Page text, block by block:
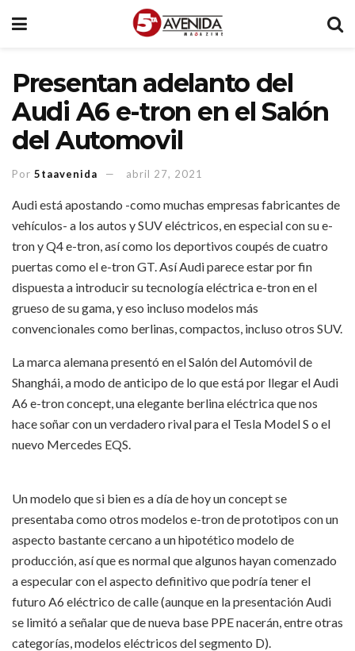
Presentan adelanto del
Audi A6 e-tron en el Salón
del Automovil
Por 5taavenida abril 27, 2021
Audi está apostando -como muchas empresas fabricantes de
vehículos- a los autos y SUV eléctricos, en especial con su e-
tron y Q4 e-tron, así como los deportivos coupés de cuatro
puertas como el e-tron GT. Así Audi parece estar por fin
dispuesta a introducir su tecnología eléctrica e-tron en el
grueso de su gama, y eso incluso modelos más
convencionales como berlinas, compactos, incluso otros SUV.
La marca alemana presentó en el Salón del Automóvil de
Shanghái, a modo de anticipo de lo que está por llegar el Audi
A6 e-tron concept, una elegante berlina eléctrica que nos
hace soñar con un verdadero rival para el Tesla Model S o el
nuevo Mercedes EQS.
Un modelo que si bien es a día de hoy un concept se
presentaba como otros modelos e-tron de prototipos con un
aspecto bastante cercano a un hipotético modelo de
producción, así que es normal que algunos hayan comenzado
a especular con el aspecto definitivo que podría tener el
futuro A6 eléctrico de calle (aunque en la presentación Audi
se limitó a señalar que de nueva base PPE nacerán, entre otras
categorías, modelos eléctricos del segmento D).